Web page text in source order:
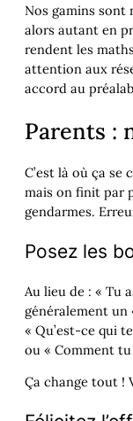
Nos gamins sont
alors autant en
rendent les
attention aux
accord au
Parents :
C’est là où ça se
mais on finit par
gendarmes.
Posez les
Au lieu de : « Tu
généralement un
« Qu’est-ce qui
ou « Comment
Ça change tout !